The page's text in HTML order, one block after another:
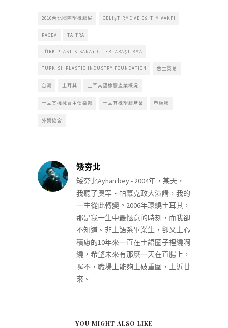
2016台北國際塑橡膠展 GELIŞTIRME VE EĞITIM VAKFI
PAGEV TAITRA
TÜRK PLASTIK SANAYICILERI ARAŞTIRMA
TURKISH PLASTIC INDUSTRY FOUNDATION 台土貿易
台灣 土耳其 土耳其塑橡膠產業概況
土耳其機械買主俱樂部 土耳其橡塑膠產業 塑橡膠
外貿協會
矮夯北
矮夯北Ayhan bey - 2004年，某天，
我聽了奧罕‧帕慕克政大演講，我的
一生從此轉變。2006年環繞土耳其，
那是我一生中最愜意的時刻，而我卻
不知道。非土語系畢業生，卻又土心
積慮的10年來一直在土語圈子裡繞啊
繞，希望未來有那麼一天在直腸上，
喔不，職場上能夠土破重圍，土近甘
來。
YOU MIGHT ALSO LIKE